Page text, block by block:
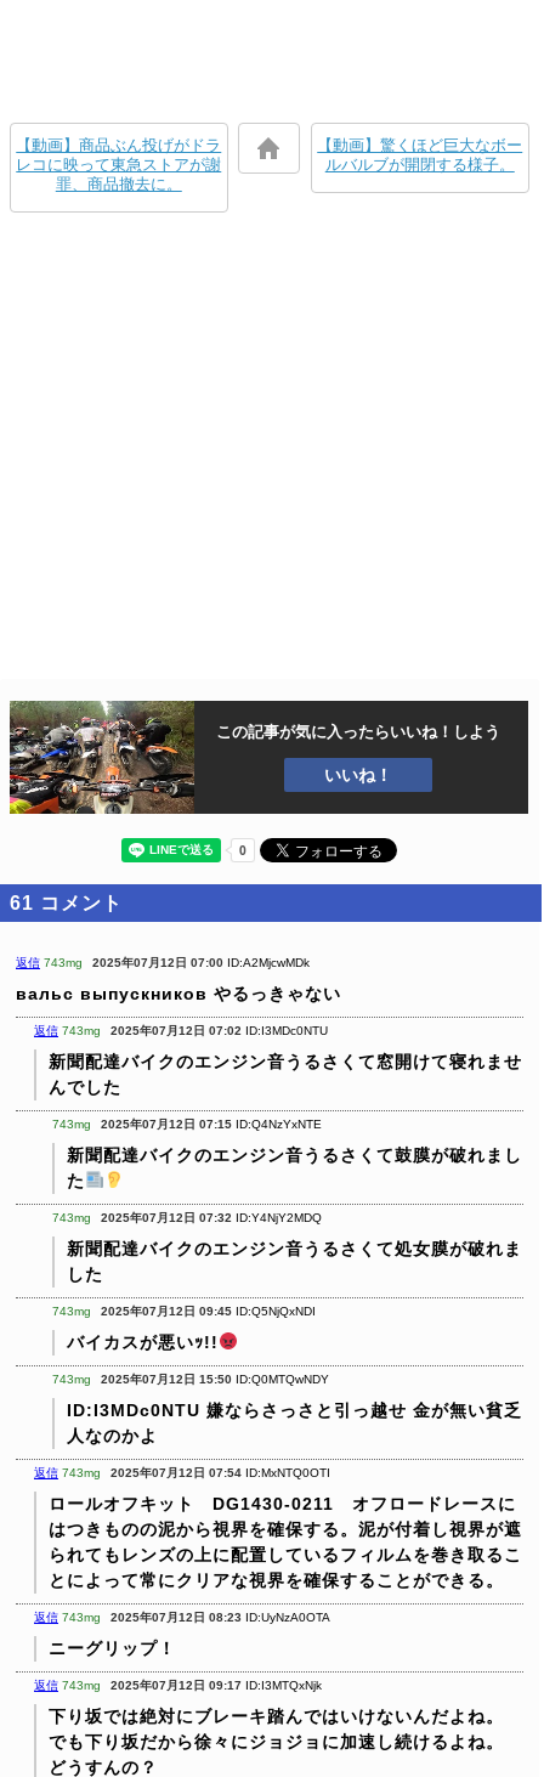
【動画】商品ぶん投げがドラ
レコに映って東急ストアが謝
罪、商品撤去に。
【動画】驚くほど巨大なボー
ルバルブが開閉する様子。
この記事が気に入ったらいいね！しよう
いいね！
61 コメント
返信 743mg 2025年07月12日 07:00 ID:A2MjcwMDk
вальс выпускников やるっきゃない
返信 743mg 2025年07月12日 07:02 ID:I3MDc0NTU
新聞配達バイクのエンジン音うるさくて窓開けて寝れませ
んでした
743mg 2025年07月12日 07:15 ID:Q4NzYxNTE
新聞配達バイクのエンジン音うるさくて鼓膜が破れまし
た
743mg 2025年07月12日 07:32 ID:Y4NjY2MDQ
新聞配達バイクのエンジン音うるさくて処女膜が破れま
した
743mg 2025年07月12日 09:45 ID:Q5NjQxNDI
バイカスが悪いｯ!!
743mg 2025年07月12日 15:50 ID:Q0MTQwNDY
ID:I3MDc0NTU 嫌ならさっさと引っ越せ 金が無い貧乏
人なのかよ
返信 743mg 2025年07月12日 07:54 ID:MxNTQ0OTI
ロールオフキット DG1430-0211 オフロードレースに
はつきものの泥から視界を確保する。泥が付着し視界が遮
られてもレンズの上に配置しているフィルムを巻き取るこ
とによって常にクリアな視界を確保することができる。
返信 743mg 2025年07月12日 08:23 ID:UyNzA0OTA
ニーグリップ！
返信 743mg 2025年07月12日 09:17 ID:I3MTQxNjk
下り坂では絶対にブレーキ踏んではいけないんだよね。
でも下り坂だから徐々にジョジョに加速し続けるよね。
どうすんの？